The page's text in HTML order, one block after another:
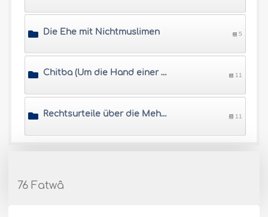
Die Ehe mit Nichtmuslimen 5
Chitba (Um die Hand einer Frau anhalten) u.ä. 11
Rechtsurteile über die Mehrehe 11
76 Fatwâ